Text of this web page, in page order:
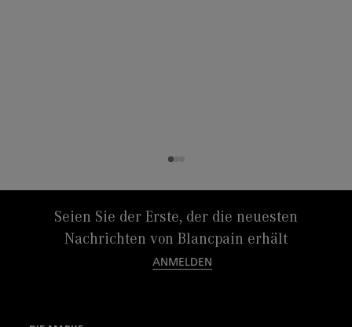
Seien Sie der Erste, der die neuesten
Nachrichten von Blancpain erhält
ANMELDEN